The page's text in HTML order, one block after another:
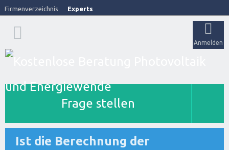
Firmenverzeichnis Experts
Anmelden
Frage stellen
Ist die Berechnung der